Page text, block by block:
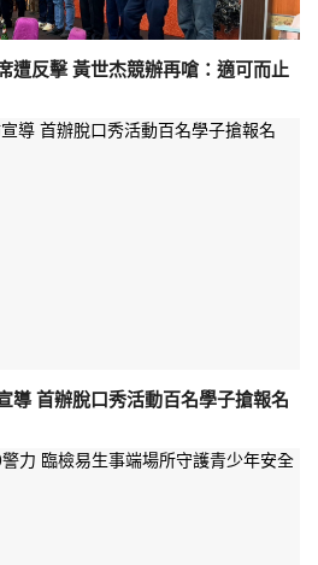
遭反擊 黃世杰競辦再嗆：適可而止
導 首辦脫口秀活動百名學子搶報名